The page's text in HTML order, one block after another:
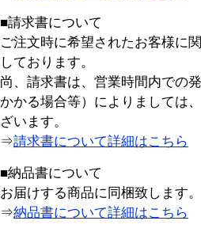
■請求書について
ご注文時に希望されたお客様に
しております。
尚、請求書は、営業時間内での
かかる場合等）によりましては
ざいます。
⇒請求書について詳細はこちら
■納品書について
お届けする商品に同梱致します。
⇒納品書について詳細はこちら